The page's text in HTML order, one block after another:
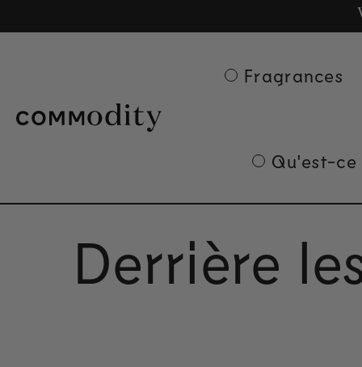
Fragrances
Qu'est-ce
Derrière